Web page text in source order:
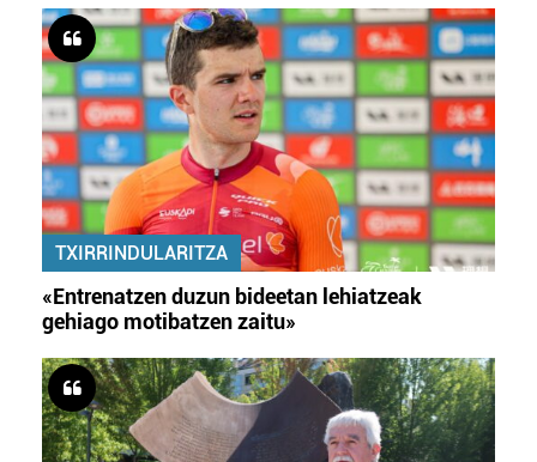
TXIRRINDULARITZA
«Entrenatzen duzun bideetan lehiatzeak
gehiago motibatzen zaitu»